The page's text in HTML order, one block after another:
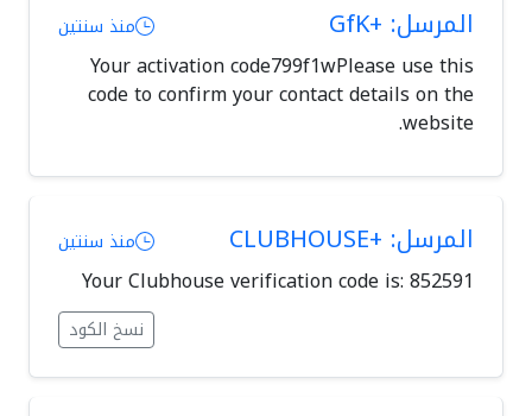
المرسل: +GfK منذ سنتين
Your activation code799f1wPlease use this
code to confirm your contact details on the
website.
المرسل: +CLUBHOUSE منذ سنتين
Your Clubhouse verification code is: 852591
نسخ الكود